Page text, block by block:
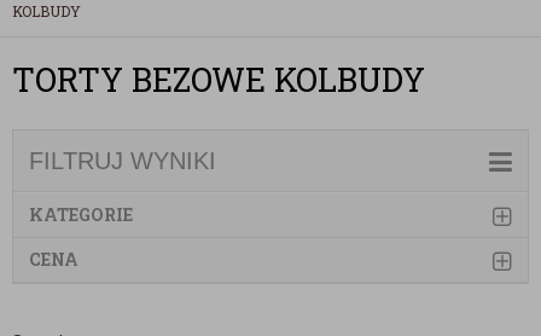
KOLBUDY
TORTY BEZOWE KOLBUDY
FILTRUJ WYNIKI
KATEGORIE
CENA